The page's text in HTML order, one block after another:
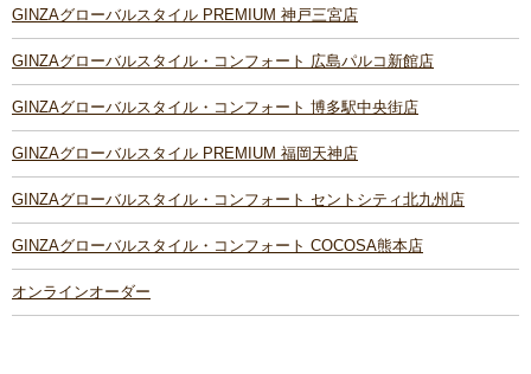
GINZAグローバルスタイル PREMIUM 神戸三宮店
GINZAグローバルスタイル・コンフォート 広島パルコ新館店
GINZAグローバルスタイル・コンフォート 博多駅中央街店
GINZAグローバルスタイル PREMIUM 福岡天神店
GINZAグローバルスタイル・コンフォート セントシティ北九州店
GINZAグローバルスタイル・コンフォート COCOSA熊本店
オンラインオーダー